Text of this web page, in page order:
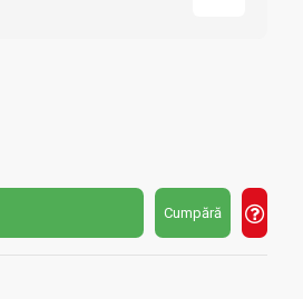
Cumpără